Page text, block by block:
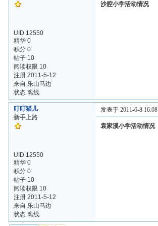
UID 12550
精华 0
积分 0
帖子 10
阅读权限 10
注册 2011-5-12
来自 乐山马边
状态 离线
沙腔小学活动情况
叮叮猫儿
新手上路
UID 12550
精华 0
积分 0
帖子 10
阅读权限 10
注册 2011-5-12
来自 乐山马边
状态 离线
发表于 2011-6-8 16:08
袁家溪小学活动情况